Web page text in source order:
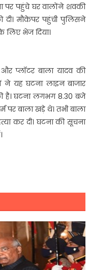
पर पहुंचे घर वालोंने शवकी
मौकेपर पहुंची पुलिसने
भेज दिया।
प्लॉटर बाला यादव की
ने यह घटना लाइन बाजार
है। घटना लगभग 8.30 बजे
बाला खड़े थे। तभी बाला
कर दी। घटना की सूचना